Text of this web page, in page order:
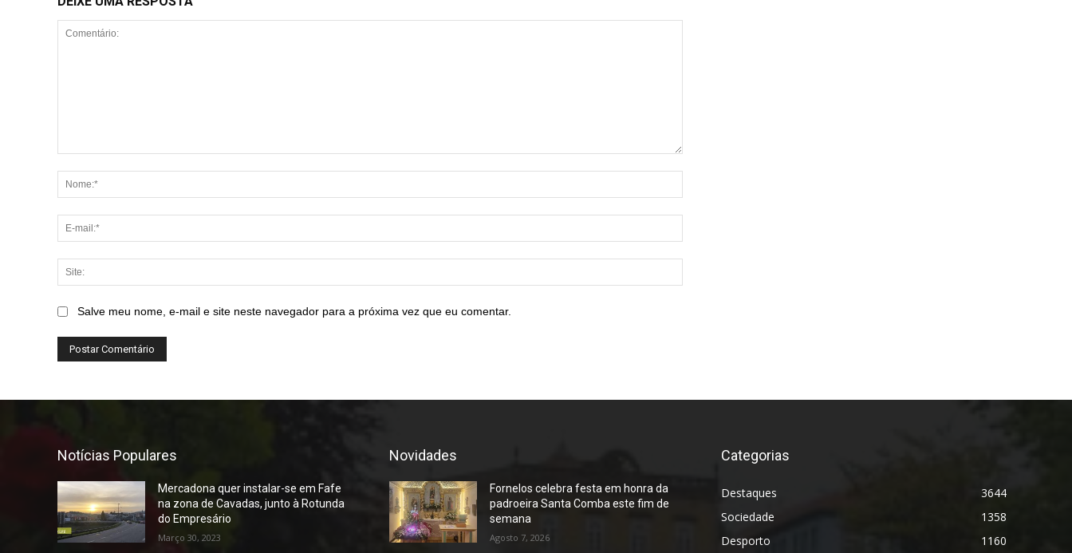
Salve meu nome, e-mail e site neste navegador para a próxima vez que eu comentar.
Notícias Populares
Mercadona quer instalar-se em Fafe
na zona de Cavadas, junto à Rotunda
do Empresário
Março 30, 2023
Novidades
Fornelos celebra festa em honra da
padroeira Santa Comba este fim de
semana
Agosto 7, 2026
Categorias
Destaques
3644
Sociedade
1358
Desporto
1160